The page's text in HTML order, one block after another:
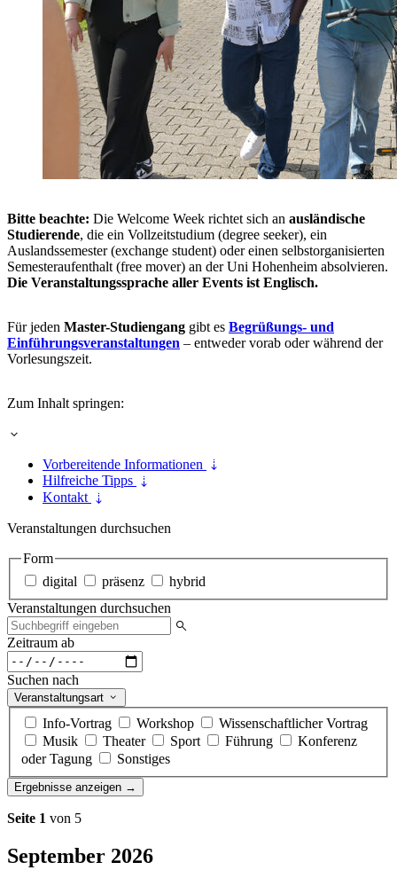
Bitte beachte: Die Welcome Week richtet sich an ausländische
Studierende, die ein Vollzeitstudium (degree seeker), ein
Auslandssemester (exchange student) oder einen selbstorganisierten
Semesteraufenthalt (free mover) an der Uni Hohen­heim absolvieren.
Die Veranstaltungssprache aller Events ist Englisch.
Für jeden Master-Studiengang gibt es Begrüßungs- und
Einführungsveranstaltungen – entweder vorab oder während der
Vorlesungszeit.
Zum Inhalt springen:
Vorbereitende Informationen
Hilfreiche Tipps
Kontakt
Veranstaltungen durchsuchen
Form
digital
präsenz
hybrid
Veranstaltungen durchsuchen
Zeitraum ab
Suchen nach
Veranstaltungsart
Info-Vortrag Workshop
Wissenschaftlicher Vortrag
Musik
Theater Sport Führung
Konferenz
oder Tagung
Sonstiges
Ergebnisse anzeigen →
Seite 1 von 5
September 2026